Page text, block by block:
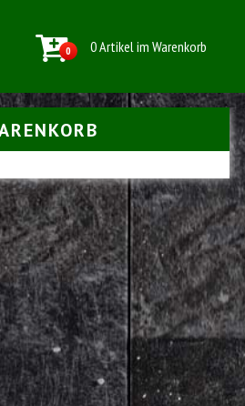
0 0 Artikel im Warenkorb